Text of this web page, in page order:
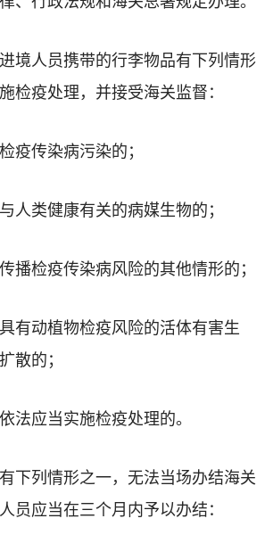
境人员携带的行李物品有下列情形
检疫处理，并接受海关监督：
疫传染病污染的；
人类健康有关的病媒生物的；
播检疫传染病风险的其他情形的；
具有动植物检疫风险的活体有害生
散的；
法应当实施检疫处理的。
下列情形之一，无法当场办结海关
员应当在三个月内予以办结：